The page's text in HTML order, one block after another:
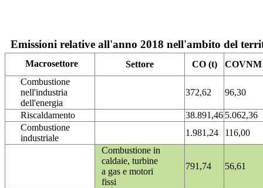
Emissioni relative all'anno 2018 nell'ambito del
Macrosettore Settore CO (t)
COVNM
Combustione
nell'industria
dell'energia
372,62 96,30
Riscaldamento 38.891,46 5.062,36
Combustione
industriale
1.981,24
116,00
Combustione in
caldaie, turbine
a gas e motori
fissi
791,74 56,61